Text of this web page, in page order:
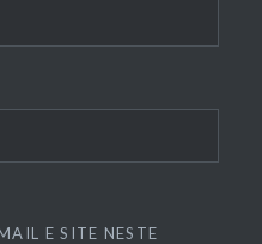
E SITE NESTE